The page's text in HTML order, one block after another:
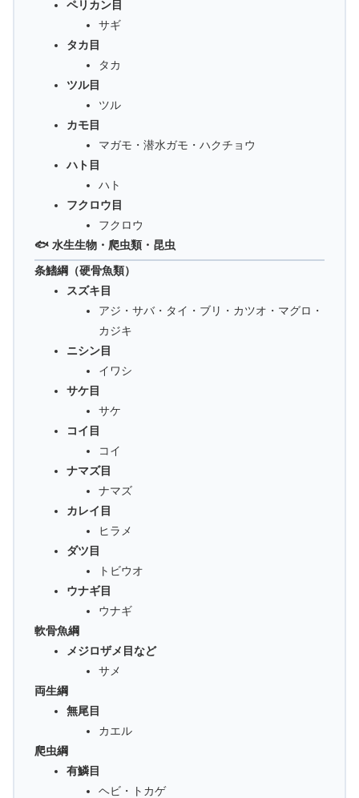
ペリカン目
サギ
タカ目
タカ
ツル目
ツル
カモ目
マガモ・潜水ガモ・ハクチョウ
ハト目
ハト
フクロウ目
フクロウ
🐟 水生生物・爬虫類・昆虫
条鰭綱（硬骨魚類）
スズキ目
アジ・サバ・タイ・ブリ・カツオ・マグロ・
カジキ
ニシン目
イワシ
サケ目
サケ
コイ目
コイ
ナマズ目
ナマズ
カレイ目
ヒラメ
ダツ目
トビウオ
ウナギ目
ウナギ
軟骨魚綱
メジロザメ目など
サメ
両生綱
無尾目
カエル
爬虫綱
有鱗目
ヘビ・トカゲ